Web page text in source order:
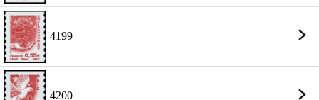
4199
4200